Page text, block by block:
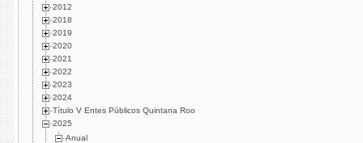
2012
2018
2019
2020
2021
2022
2023
2024
Título V Entes Públicos Quintana Roo
2025
Anual